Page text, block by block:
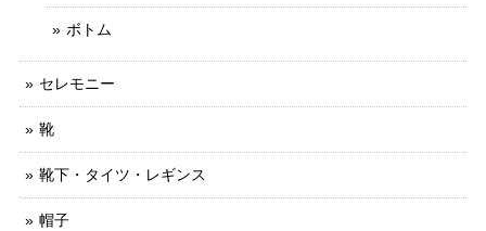
ボトム
セレモニー
靴
靴下・タイツ・レギンス
帽子